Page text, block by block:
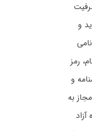
و
رمز
و
مجاز به